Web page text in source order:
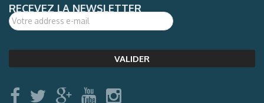
RECEVEZ LA NEWSLETTER